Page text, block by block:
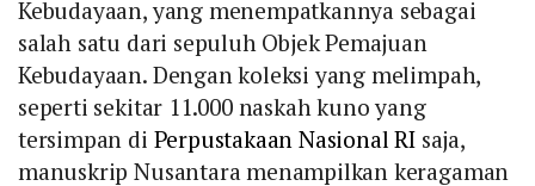
Kebudayaan, yang menempatkannya sebagai
salah satu dari sepuluh Objek Pemajuan
Kebudayaan. Dengan koleksi yang melimpah,
seperti sekitar 11.000 naskah kuno yang
tersimpan di Perpustakaan Nasional RIsaja,
manuskrip Nusantara menampilkan keragaman